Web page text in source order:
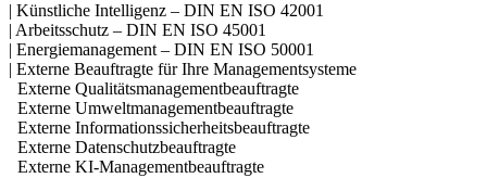
| Künstliche Intelligenz – DIN EN ISO 42001
| Arbeitsschutz – DIN EN ISO 45001
| Energiemanagement – DIN EN ISO 50001
| Externe Beauftragte für Ihre Managementsysteme
Externe Qualitätsmanagementbeauftragte
Externe Umweltmanagementbeauftragte
Externe Informationssicherheitsbeauftragte
Externe Datenschutzbeauftragte
Externe KI-Managementbeauftragte